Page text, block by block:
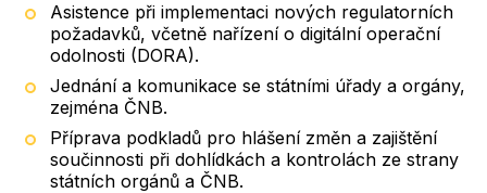
Asistence při implementaci nových regulatorních
požadavků, včetně nařízení o digitální operační
odolnosti (DORA).
Jednání a komunikace se státními úřady a orgány,
zejména ČNB.
Příprava podkladů pro hlášení změn a zajištění
součinnosti při dohlídkách a kontrolách ze strany
státních orgánů a ČNB.